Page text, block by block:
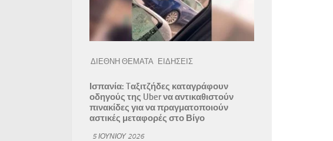
ΔΙΕΘΝΗ ΘΕΜΑΤΑ ΕΙΔΗΣΕΙΣ
Ισπανία: Tαξιτζήδες καταγράφουν
οδηγούς της Uber να αντικαθιστούν
πινακίδες για να πραγματοποιούν
αστικές μεταφορές στο Βίγο
5 ΙΟΥΝΊΟΥ 2026